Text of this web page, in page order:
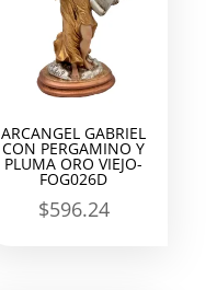
ARCANGEL GABRIEL
CON PERGAMINO Y
PLUMA ORO VIEJO-
FOG026D
$596.24